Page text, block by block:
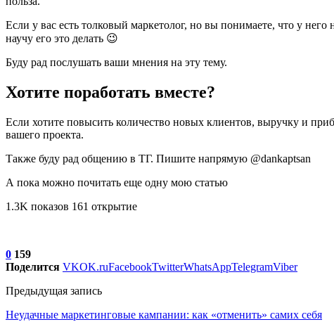
Если у вас есть толковый маркетолог, но вы понимаете, что у
научу его это делать 😉
Буду рад послушать ваши мнения на эту тему.
Хотите поработать вместе?
Если хотите повысить количество новых клиентов, выручку и
вашего проекта.
Также буду рад общению в ТГ. Пишите напрямую @dankaptsan
А пока можно почитать еще одну мою статью
1.3K показов 161 открытие
0 159
Поделится VKOK.ruFacebookTwitterWhatsAppTelegramViber
Предыдущая запись
Неудачные маркетинговые кампании: как «отменить» самих себя